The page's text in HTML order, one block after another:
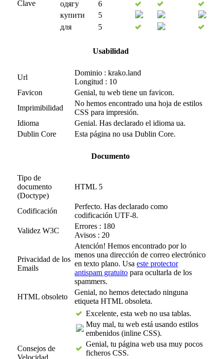
Clave
одягу
6
купити
5
для
5
Usabilidad
Url
Dominio : krako.land
Longitud : 10
Favicon
Genial, tu web tiene un favicon.
Imprimibilidad
No hemos encontrado una hoja de estilos
CSS para impresión.
Idioma
Genial. Has declarado el idioma ua.
Dublin Core
Esta página no usa Dublin Core.
Documento
Tipo de
documento
(Doctype)
HTML 5
Codificación
Perfecto. Has declarado como
codificación UTF-8.
Validez W3C
Errores : 180
Avisos : 20
Privacidad de los
Emails
Atención! Hemos encontrado por lo
menos una dirección de correo electrónico
en texto plano. Usa este protector
antispam gratuito para ocultarla de los
spammers.
HTML obsoleto
Genial, no hemos detectado ninguna
etiqueta HTML obsoleta.
Consejos de
Velocidad
Excelente, esta web no usa tablas.
Muy mal, tu web está usando estilos
embenidos (inline CSS).
Genial, tu página web usa muy pocos
ficheros CSS.